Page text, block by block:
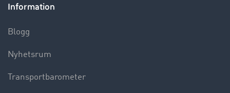
Information
Blogg
Nyhetsrum
Transportbarometer